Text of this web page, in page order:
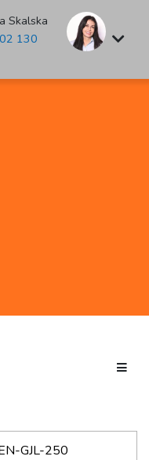
Skalska
130
GJL-250